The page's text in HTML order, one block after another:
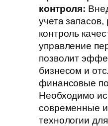
контроля:
учета
контроль
управление
позволит
бизнесом и
финансовые
Необходимо
современные
технологии